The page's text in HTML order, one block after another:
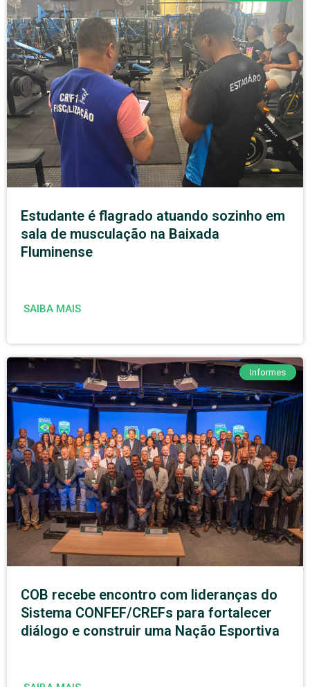
Estudante é flagrado atuando sozinho em
sala de musculação na Baixada
Fluminense
SAIBA MAIS
Informes
COB recebe encontro com lideranças do
Sistema CONFEF/CREFs para fortalecer
diálogo e construir uma Nação Esportiva